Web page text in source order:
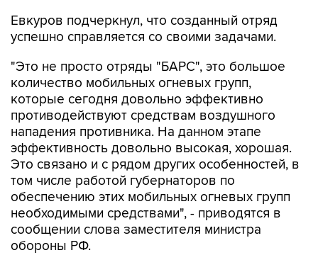
Евкуров подчеркнул, что созданный отряд
успешно справляется со своими задачами.
"Это не просто отряды "БАРС", это большое
количество мобильных огневых групп,
которые сегодня довольно эффективно
противодействуют средствам воздушного
нападения противника. На данном этапе
эффективность довольно высокая, хорошая.
Это связано и с рядом других особенностей, в
том числе работой губернаторов по
обеспечению этих мобильных огневых групп
необходимыми средствами", - приводятся в
сообщении слова заместителя министра
обороны РФ.